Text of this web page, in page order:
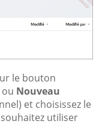
le bouton
Nouveau
et choisissez le
utiliser